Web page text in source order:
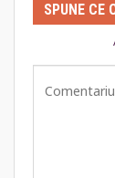
SPUNE CE